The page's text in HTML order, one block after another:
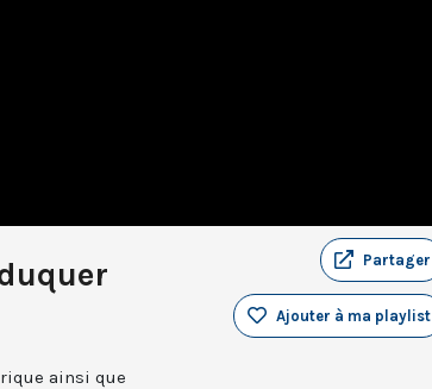
Partager
Ajouter à ma playlist
ainsi que